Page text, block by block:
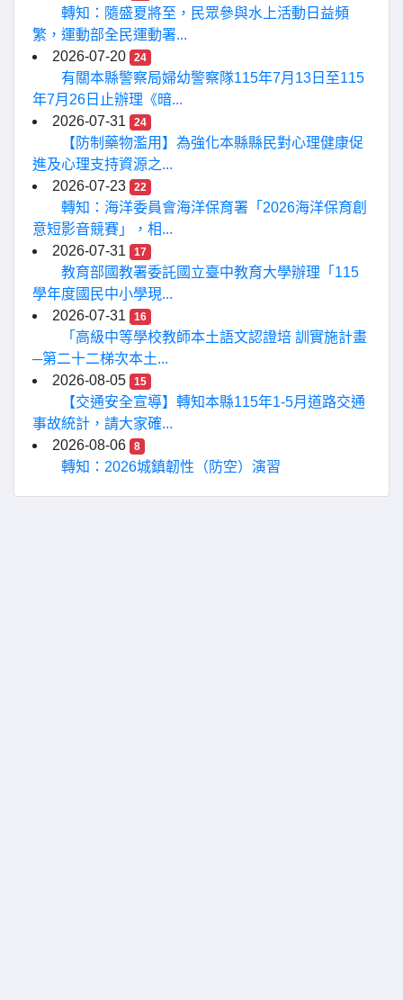
轉知：隨盛夏將至，民眾參與水上活動日益頻
繁，運動部全民運動署...
2026-07-20
24
有關本縣警察局婦幼警察隊115年7月13日至115
年7月26日止辦理《暗...
2026-07-31
24
【防制藥物濫用】為強化本縣縣民對心理健康促
進及心理支持資源之...
2026-07-23
22
轉知：海洋委員會海洋保育署「2026海洋保育創
意短影音競賽」，相...
2026-07-31
17
教育部國教署委託國立臺中教育大學辦理「115
學年度國民中小學現...
2026-07-31
16
「高級中等學校教師本土語文認證培 訓實施計畫
─第二十二梯次本土...
2026-08-05
15
【交通安全宣導】轉知本縣115年1-5月道路交通
事故統計，請大家確...
2026-08-06
8
轉知：2026城鎮韌性（防空）演習